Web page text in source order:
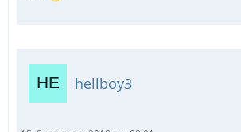
hellboy3